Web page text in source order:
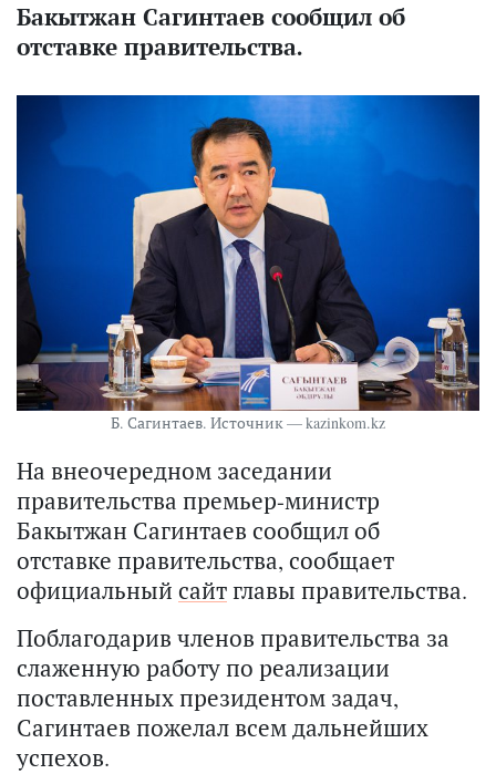
Бакытжан Сагинтаев сообщил об
отставке правительства.
Б. Сагинтаев. Источник — kazinkom.kz
На внеочередном заседании
правительства премьер-министр
Бакытжан Сагинтаев сообщил об
отставке правительства, сообщает
официальный сайтглавы правительства.
Поблагодарив членов правительства за
слаженную работу по реализации
поставленных президентом задач,
Сагинтаев пожелал всем дальнейших
успехов.